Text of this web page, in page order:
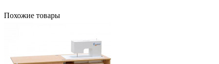
Похожие товары